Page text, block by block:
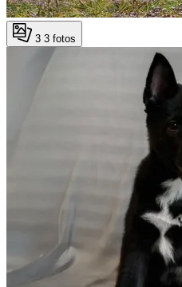
3 3 fotos